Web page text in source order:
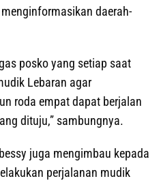
daerah-
posko yang setiap saat
Lebaran agar
roda empat dapat berjalan
dituju,” sambungnya.
juga mengimbau kepada
perjalanan mudik